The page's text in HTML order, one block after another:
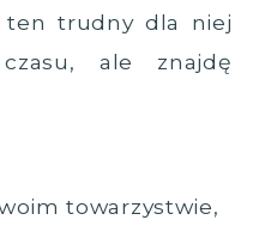
ten trudny dla niej
ale znajdę
towarzystwie,